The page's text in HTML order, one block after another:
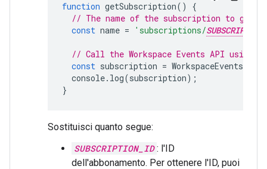
function getSubscription()
{
// The name of the subscription to get.
const name = 'subscriptions/
// Call the Workspace Events API using
const subscription = WorkspaceEvents
console. log(subscription);
}
Sostituisci quanto segue:
SUBSCRIPTION_ID : l'ID
dell'abbonamento. Per ottenere l'ID, puoi